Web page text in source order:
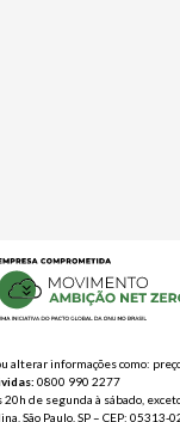
alterar informações como:
0800 990 2277
20h de segunda à sábado,
São Paulo, SP – CEP: 05313-